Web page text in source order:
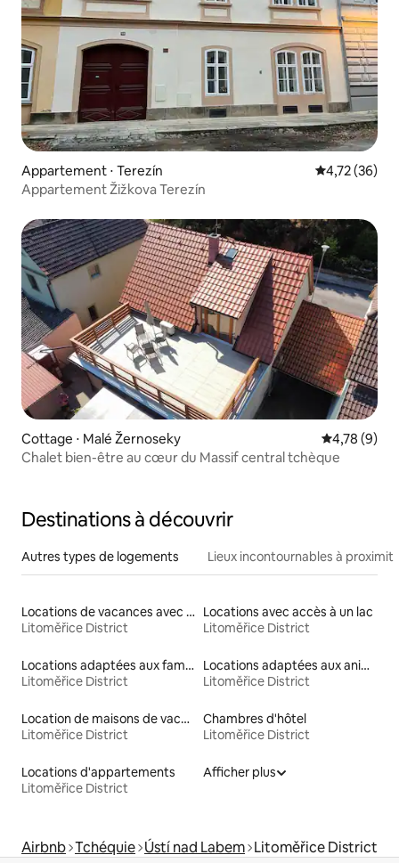
Appartement ⋅ Terezín Évaluation
4,72 (36)
Appartement Žižkova Terezín
Cottage ⋅ Malé Žernoseky Évaluation
4,78 (9)
Chalet bien-être au cœur du Massif central tchèque
Destinations à découvrir
Autres types de logements Lieux incontournables à
Locations de vacances avec piscine
Litoměřice District
Locations avec accès à un lac
Litoměřice District
Locations adaptées aux familles
Litoměřice District
Locations adaptées aux animaux
Litoměřice District
Location de maisons de vacances
Litoměřice District
Chambres d'hôtel
Litoměřice District
Locations d'appartements
Litoměřice District
Afficher plus
Airbnb Tchéquie Ústí nad Labem Litoměřice District